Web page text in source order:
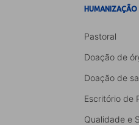
HUMANIZAÇÃO
Pastoral
Doação de
Doação de
Escritório de
Qualidade e